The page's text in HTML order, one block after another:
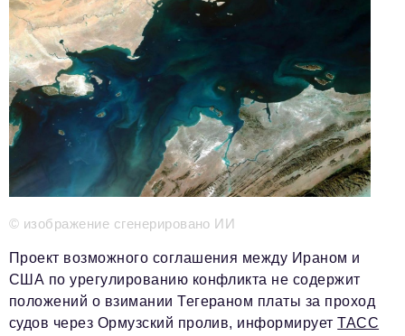
Телефон редакции:+7 495 727-01-67
Электронные почты редакции:
Информационный отдел
info@business-magazine.online
Отдел рекламы
reklama@business-magazine.online
Отдел распространения/редакционная подписка
partner@business-magazine.online
© изображение сгенерировано ИИ
Проект возможного соглашения между Ираном и
США по урегулированию конфликта не содержит
положений о взимании Тегераном платы за проход
судов через Ормузский пролив, информируетТАСС